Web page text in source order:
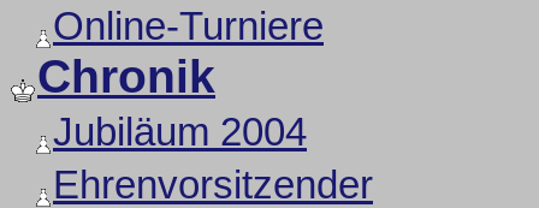
Online-Turniere
Chronik
Jubiläum 2004
Ehrenvorsitzender